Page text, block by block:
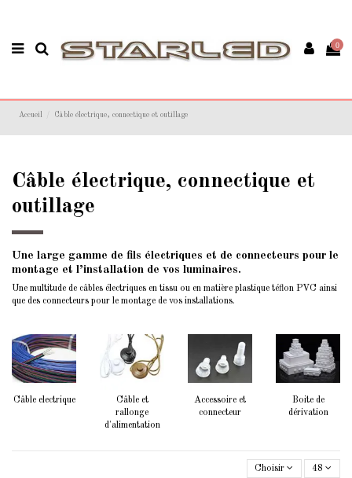
0
Accueil Câble électrique, connectique et outillage
Câble électrique, connectique et
outillage
Une large gamme de fils électriques et de connecteurs pour le
montage et l’installation de vos luminaires.
Une multitude de câbles électriques en tissu ou en matière plastique téflon PVC ainsi
que des connecteurs pour le montage de vos installations.
Câble electrique
Câble et
rallonge
d'alimentation
Accessoire et
connecteur
Boite de
dérivation
Choisir 48